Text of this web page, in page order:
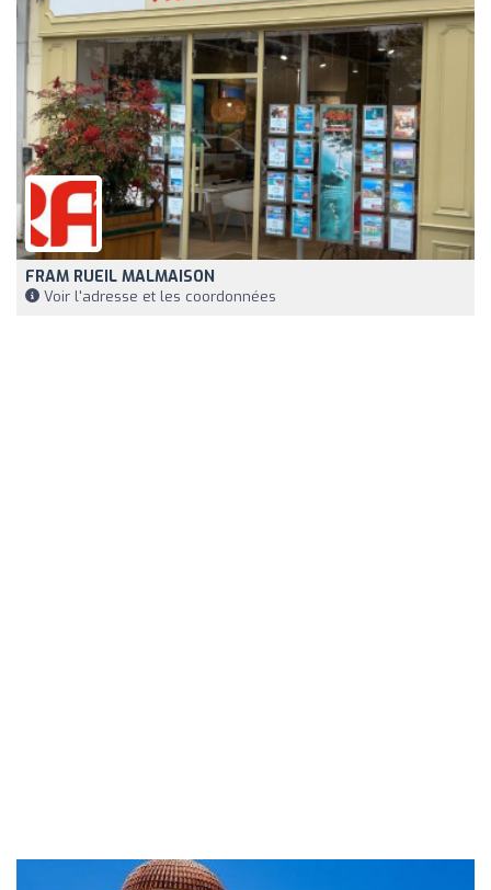
FRAM RUEIL MALMAISON
Voir l'adresse et les coordonnées